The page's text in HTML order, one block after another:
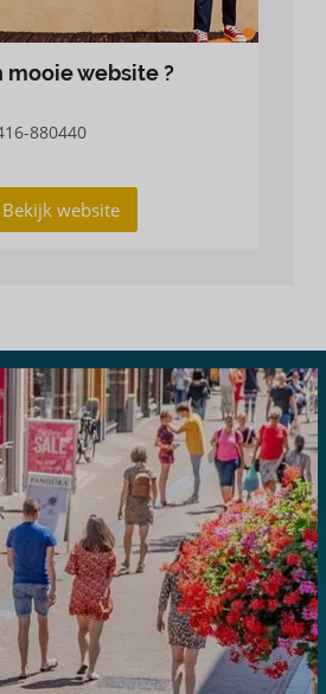
mooie website ?
880440
Bekijk website